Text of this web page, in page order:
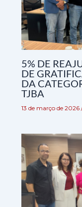
5% DE
DE
DA
TJBA
13 de março de 2026